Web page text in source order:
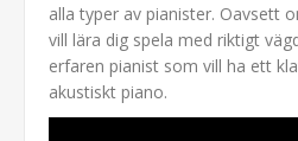
alla typer av pianister. Oavsett
vill lära dig spela med riktigt
erfaren pianist som vill ha ett
akustiskt piano.